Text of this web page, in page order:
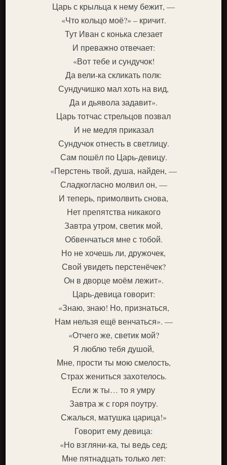
Царь с крыльца к нему бежит, —
«Что кольцо моё?» – кричит.
Тут Иван с конька слезает
И преважно отвечает:
«Вот тебе и сундучок!
Да вели-ка скликать полк:
Сундучишко мал хоть на вид,
Да и дьявола задавит».
Царь тотчас стрельцов позвал
И не медля приказал
Сундучок отнесть в светлицу.
Сам пошёл по Царь-девицу.
«Перстень твой, душа, найден, —
Сладкогласно молвил он, —
И теперь, примолвить снова,
Нет препятства никакого
Завтра утром, светик мой,
Обвенчаться мне с тобой.
Но не хочешь ли, дружочек,
Свой увидеть перстенёчек?
Он в дворце моём лежит».
Царь-девица говорит:
«Знаю, знаю! Но, признаться,
Нам нельзя ещё венчаться». —
«Отчего же, светик мой?
Я люблю тебя душой,
Мне, прости ты мою смелость,
Страх жениться захотелось.
Если ж ты… то я умру
Завтра ж с горя поутру.
Сжалься, матушка царица!»
Говорит ему девица:
«Но взгляни-ка, ты ведь сед;
Мне пятнадцать только лет: